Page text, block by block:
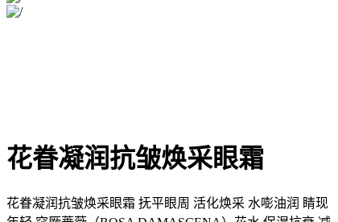
花眷凝润抗皱焕采眼霜
花眷凝润抗皱焕采眼霜 抚平眼周 活化焕采 水嘭油润 睛现